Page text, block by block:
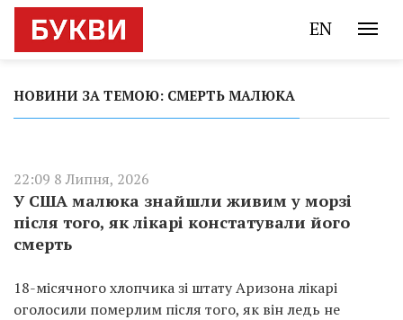
EN
НОВИНИ ЗА ТЕМОЮ: СМЕРТЬ МАЛЮКА
22:09 8 Липня, 2026
У США малюка знайшли живим у морзі
після того, як лікарі констатували його
смерть
18-місячного хлопчика зі штату Аризона лікарі
оголосили померлим після того, як він ледь не